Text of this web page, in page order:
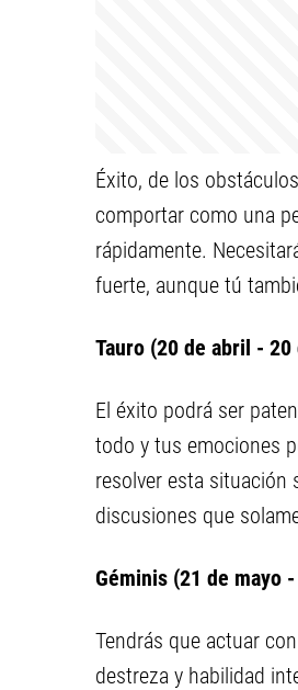
Éxito, de los
comportar como una
rápidamente.
fuerte, aunque tú
Tauro (20 de abril - 20
El éxito podrá ser
todo y tus emociones
resolver esta situación
discusiones que
Géminis (21 de mayo
Tendrás que actuar
destreza y habilidad